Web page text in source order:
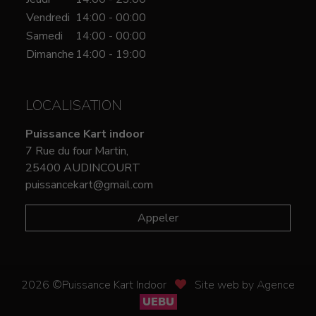
Vendredi 14:00 - 00:00
Samedi
14:00 - 00:00
Dimanche 14:00 - 19:00
LOCALISATION
Puissance Kart indoor
7 Rue du four Martin,
25400 AUDINCOURT
puissancekart@gmail.com
Appeler
2026 ©Puissance Kart Indoor
Site web by Agence
UEBU